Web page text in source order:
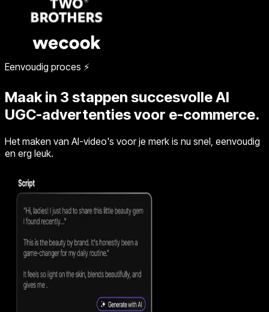
Eenvoudig proces ⚡
Maak in 3 stappen succesvolle AI
UGC-advertenties voor e-commerce.
Het maken van AI-video's voor je merk is nu snel, eenvoudig
en erg leuk.